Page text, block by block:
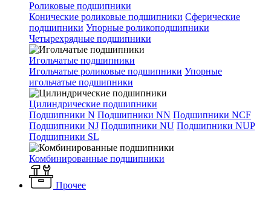
Роликовые подшипники
Конические роликовые подшипники Сферические
подшипники Упорные роликоподшипники
Четырехрядные подшипники
Игольчатые подшипники
Игольчатые роликовые подшипники Упорные
игольчатые подшипники
Цилиндрические подшипники
Подшипники N Подшипники NN Подшипники NCF
Подшипники NJ Подшипники NU Подшипники NUP
Подшипники SL
Комбинированные подшипники
Прочее